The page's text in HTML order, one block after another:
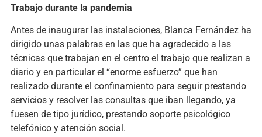
Trabajo durante la pandemia
Antes de inaugurar las instalaciones, Blanca Fernández ha
dirigido unas palabras en las que ha agradecido a las
técnicas que trabajan en el centro el trabajo que realizan a
diario y en particular el “enorme esfuerzo” que han
realizado durante el confinamiento para seguir prestando
servicios y resolver las consultas que iban llegando, ya
fuesen de tipo jurídico, prestando soporte psicológico
telefónico y atención social.